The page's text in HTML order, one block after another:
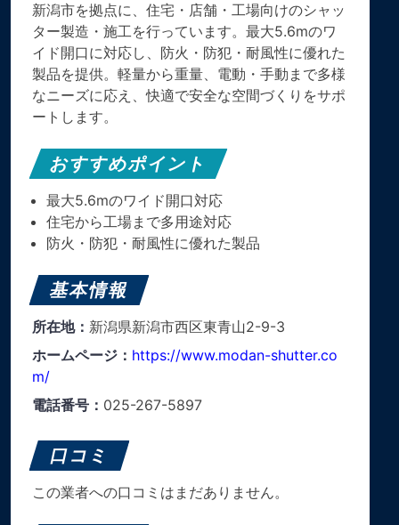
新潟市を拠点に、住宅・店舗・工場向けのシャッ
ター製造・施工を行っています。最大5.6mのワ
イド開口に対応し、防火・防犯・耐風性に優れた
製品を提供。軽量から重量、電動・手動まで多様
なニーズに応え、快適で安全な空間づくりをサポ
ートします。
おすすめポイント
最大5.6mのワイド開口対応
住宅から工場まで多用途対応
防火・防犯・耐風性に優れた製品
基本情報
所在地： 新潟県新潟市西区東青山2-9-3
ホームページ： https://www.modan-shutter.co
m/
電話番号： 025-267-5897
口コミ
この業者への口コミはまだありません。